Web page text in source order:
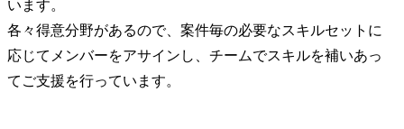
います。
各々得意分野があるので、案件毎の必要なスキルセットに
応じてメンバーをアサインし、チームでスキルを補いあっ
てご支援を行っています。